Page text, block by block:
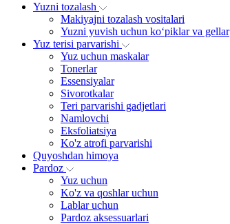
Yuzni tozalash
Makiyajni tozalash vositalari
Yuzni yuvish uchun ko‘piklar va gellar
Yuz terisi parvarishi
Yuz uchun maskalar
Tonerlar
Essensiyalar
Sivorotkalar
Teri parvarishi gadjetlari
Namlovchi
Eksfoliatsiya
Ko'z atrofi parvarishi
Quyoshdan himoya
Pardoz
Yuz uchun
Ko'z va qoshlar uchun
Lablar uchun
Pardoz aksessuarlari